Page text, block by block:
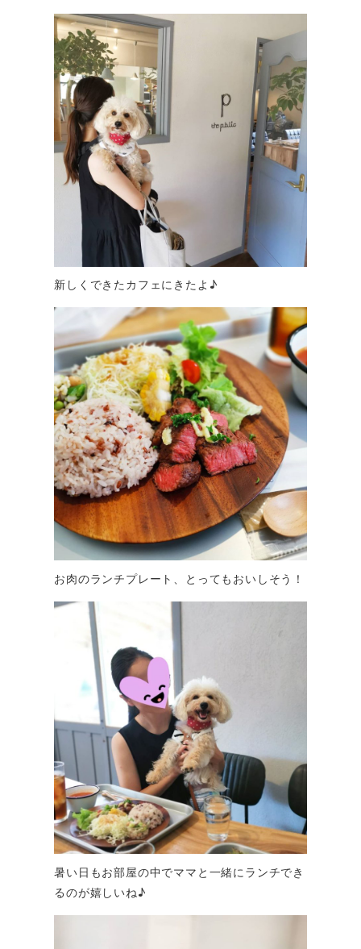
新しくできたカフェにきたよ♪
お肉のランチプレート、とってもおいしそう！
暑い日もお部屋の中でママと一緒にランチでき
るのが嬉しいね♪